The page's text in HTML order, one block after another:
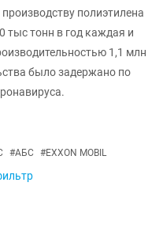
полиэтилена
тыс тонн в год каждая и
1,1 млн
было задержано по
#АБС #EXXON MOBIL